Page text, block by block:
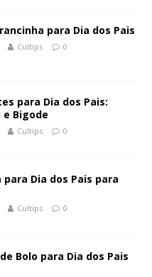
para Dia dos Pais
Cultips 0
para Dia dos Pais:
e Bigode
Cultips 0
Dia dos Pais para
Cultips 0
Bolo para Dia dos Pais